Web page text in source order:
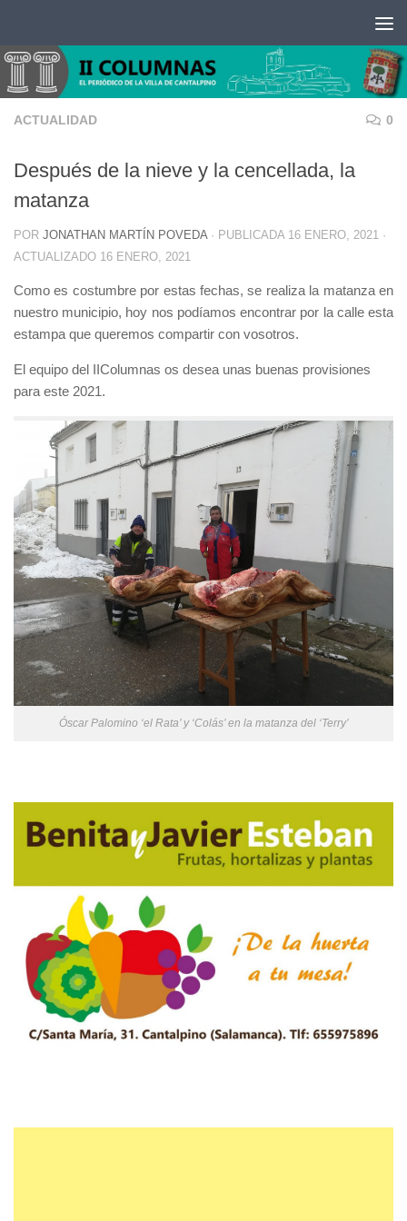
ACTUALIDAD 0
Después de la nieve y la cencellada, la
matanza
POR JONATHAN MARTÍN POVEDA · PUBLICADA 16 ENERO, 2021 ·
ACTUALIZADO 16 ENERO, 2021
Como es costumbre por estas fechas, se realiza la matanza en
nuestro municipio, hoy nos podíamos encontrar por la calle esta
estampa que queremos compartir con vosotros.
El equipo del IIColumnas os desea unas buenas provisiones
para este 2021.
Óscar Palomino ‘el Rata’ y ‘Colás’ en la matanza del ‘Terry’